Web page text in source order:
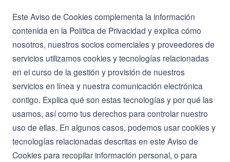
Este Aviso de Cookies complementa la información
contenida en la Política de Privacidad y explica cómo
nosotros, nuestros socios comerciales y proveedores de
servicios utilizamos cookies y tecnologías relacionadas
en el curso de la gestión y provisión de nuestros
servicios en línea y nuestra comunicación electrónica
contigo. Explica qué son estas tecnologías y por qué las
usamos, así como tus derechos para controlar nuestro
uso de ellas. En algunos casos, podemos usar cookies y
tecnologías relacionadas descritas en este Aviso de
Cookies para recopilar información personal, o para